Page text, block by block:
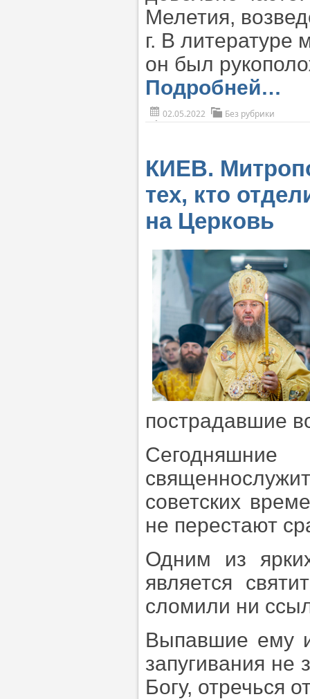
Мелетия,
г. В литературе
он был
Подробней…
02.05.2022 Без рубрики
КИЕВ.
тех, кто
на Церковь
пострадавшие
советских
не перестают
Одним из
является
сломили ни
Выпавшие ему
запугивания не
Богу, отречься